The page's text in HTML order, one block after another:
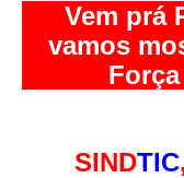
Vem prá
vamos
SINDTIC